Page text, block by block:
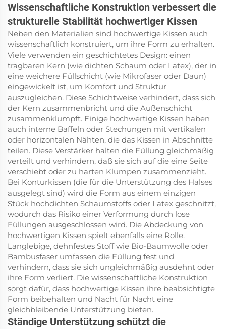
Wissenschaftliche Konstruktion verbessert die
strukturelle Stabilität hochwertiger Kissen
Neben den Materialien sind hochwertige Kissen auch
wissenschaftlich konstruiert, um ihre Form zu erhalten.
Viele verwenden ein geschichtetes Design: einen
tragbaren Kern (wie dichten Schaum oder Latex), der in
eine weichere Füllschicht (wie Mikrofaser oder Daun)
eingewickelt ist, um Komfort und Struktur
auszugleichen. Diese Schichtweise verhindert, dass sich
der Kern zusammenbricht und die Außenschicht
zusammenklumpft. Einige hochwertige Kissen haben
auch interne Baffeln oder Stechungen mit vertikalen
oder horizontalen Nähten, die das Kissen in Abschnitte
teilen. Diese Verstärker halten die Füllung gleichmäßig
verteilt und verhindern, daß sie sich auf die eine Seite
verschiebt oder zu harten Klumpen zusammenzieht.
Bei Konturkissen (die für die Unterstützung des Halses
ausgelegt sind) wird die Form aus einem einzigen
Stück hochdichten Schaumstoffs oder Latex geschnitzt,
wodurch das Risiko einer Verformung durch lose
Füllungen ausgeschlossen wird. Die Abdeckung von
hochwertigen Kissen spielt ebenfalls eine Rolle.
Langlebige, dehnfestes Stoff wie Bio-Baumwolle oder
Bambusfaser umfassen die Füllung fest und
verhindern, dass sie sich ungleichmäßig ausdehnt oder
ihre Form verliert. Die wissenschaftliche Konstruktion
sorgt dafür, dass hochwertige Kissen ihre beabsichtigte
Form beibehalten und Nacht für Nacht eine
gleichbleibende Unterstützung bieten.
Ständige Unterstützung schützt die